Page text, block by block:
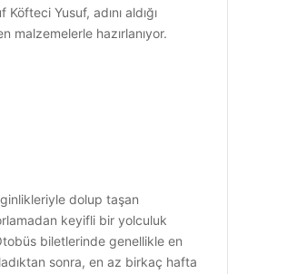
Yusuf, adını aldığı
malzemelerle hazırlanıyor.
dolup taşan
keyifli bir yolculuk
biletlerinde genellikle en
sonra, en az birkaç hafta